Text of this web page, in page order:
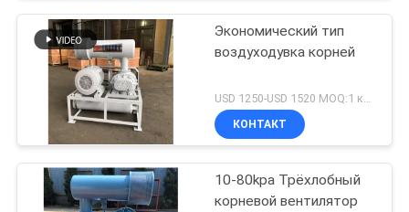
Экономический тип
воздуходувка корней
КОНТАКТ
10-80kpa Трёхлобный
корневой вентилятор